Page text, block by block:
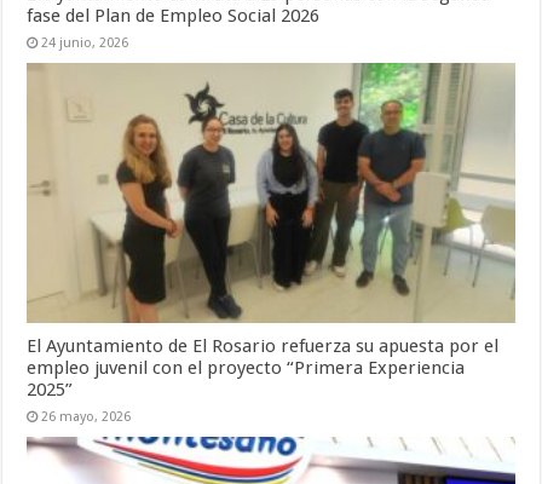
fase del Plan de Empleo Social 2026
24 junio, 2026
El Ayuntamiento de El Rosario refuerza su apuesta por el
empleo juvenil con el proyecto “Primera Experiencia
2025”
26 mayo, 2026